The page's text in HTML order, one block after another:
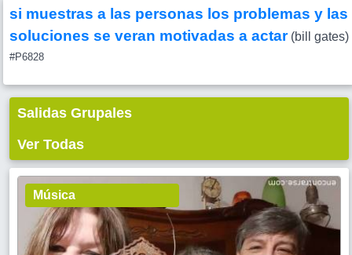
si muestras a las personas los problemas y las
soluciones se veran motivadas a actar(bill gates)
#P6828
Salidas Grupales
Ver Todas
Música